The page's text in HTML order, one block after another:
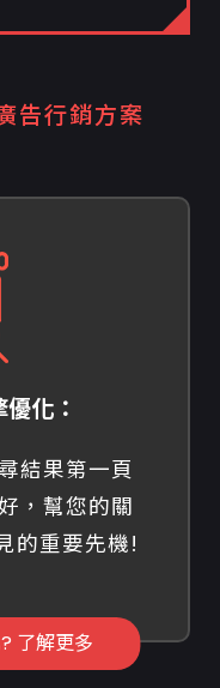
告行銷方案
化：
結果第一頁
，幫您的關
的重要先機!
了解更多